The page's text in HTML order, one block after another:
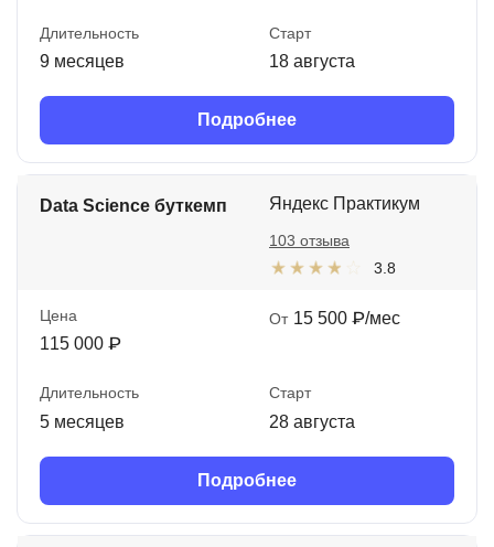
Длительность
9 месяцев
Старт
18 августа
Подробнее
Data Science буткемп Яндекс Практикум
3.8
103 отзыва
Цена
115 000 ₽
От 15 500 ₽/мес
Длительность
5 месяцев
Старт
28 августа
Подробнее